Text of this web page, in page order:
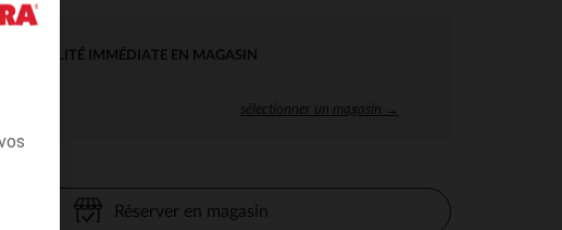
IMMÉDIATE EN MAGASIN
sélectionner un magasin →
Réserver en magasin